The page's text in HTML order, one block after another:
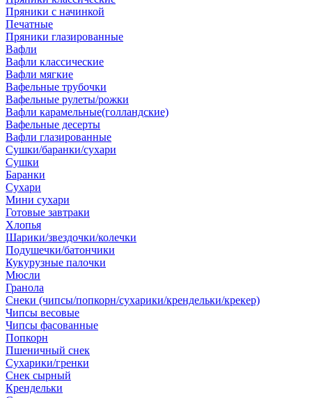
Пряники с начинкой
Печатные
Пряники глазированные
Вафли
Вафли классические
Вафли мягкие
Вафельные трубочки
Вафельные рулеты/рожки
Вафли карамельные(голландские)
Вафельные десерты
Вафли глазированные
Сушки/баранки/сухари
Сушки
Баранки
Сухари
Мини сухари
Готовые завтраки
Хлопья
Шарики/звездочки/колечки
Подушечки/батончики
Кукурузные палочки
Мюсли
Гранола
Снеки (чипсы/попкорн/сухарики/крендельки/крекер)
Чипсы весовые
Чипсы фасованные
Попкорн
Пшеничный снек
Сухарики/гренки
Снек сырный
Крендельки